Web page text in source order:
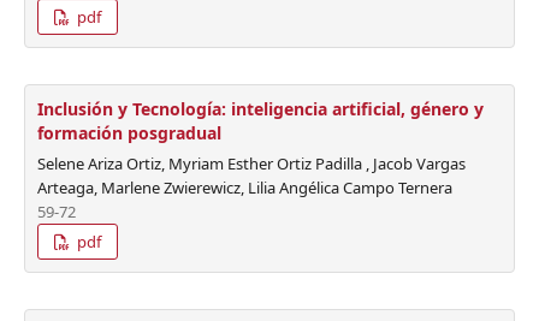
pdf
Inclusión y Tecnología: inteligencia artificial, género y
formación posgradual
Selene Ariza Ortiz, Myriam Esther Ortiz Padilla , Jacob Vargas
Arteaga, Marlene Zwierewicz, Lilia Angélica Campo Ternera
59-72
pdf